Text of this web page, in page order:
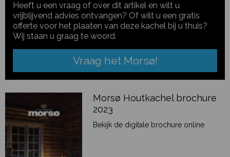
Heeft u een vraag of over dit artikel en wilt u
vrijblijvend advies ontvangen? Of wilt u een gratis
offerte voor het plaaten van deze kachel bij u thuis?
Wij staan u graag te woord.
Vraag het Morsø!
Morsø Houtkachel brochure
2023
Bekijk de digitale brochure online